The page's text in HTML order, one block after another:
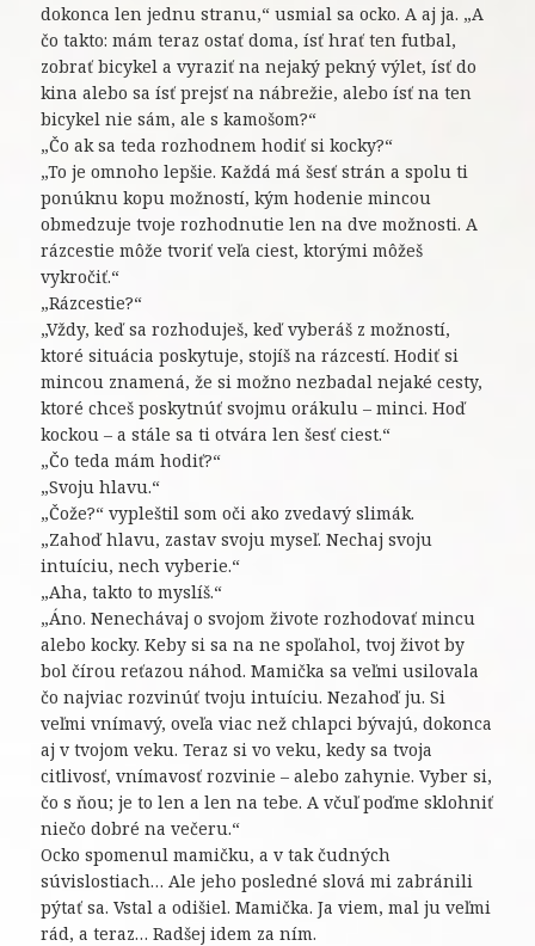
dokonca len jednu stranu,“ usmial sa ocko. A aj ja. „A
čo takto: mám teraz ostať doma, ísť hrať ten futbal,
zobrať bicykel a vyraziť na nejaký pekný výlet, ísť do
kina alebo sa ísť prejsť na nábrežie, alebo ísť na ten
bicykel nie sám, ale s kamošom?“
„Čo ak sa teda rozhodnem hodiť si kocky?“
„To je omnoho lepšie. Každá má šesť strán a spolu ti
ponúknu kopu možností, kým hodenie mincou
obmedzuje tvoje rozhodnutie len na dve možnosti. A
rázcestie môže tvoriť veľa ciest, ktorými môžeš
vykročiť.“
„Rázcestie?“
„Vždy, keď sa rozhoduješ, keď vyberáš z možností,
ktoré situácia poskytuje, stojíš na rázcestí. Hodiť si
mincou znamená, že si možno nezbadal nejaké cesty,
ktoré chceš poskytnúť svojmu orákulu – minci. Hoď
kockou – a stále sa ti otvára len šesť ciest.“
„Čo teda mám hodiť?“
„Svoju hlavu.“
„Čože?“ vypleštil som oči ako zvedavý slimák.
„Zahoď hlavu, zastav svoju myseľ. Nechaj svoju
intuíciu, nech vyberie.“
„Aha, takto to myslíš.“
„Áno. Nenechávaj o svojom živote rozhodovať mincu
alebo kocky. Keby si sa na ne spoľahol, tvoj život by
bol čírou reťazou náhod. Mamička sa veľmi usilovala
čo najviac rozvinúť tvoju intuíciu. Nezahoď ju. Si
veľmi vnímavý, oveľa viac než chlapci bývajú, dokonca
aj v tvojom veku. Teraz si vo veku, kedy sa tvoja
citlivosť, vnímavosť rozvinie – alebo zahynie. Vyber si,
čo s ňou; je to len a len na tebe. A včuľ poďme sklohniť
niečo dobré na večeru.“
Ocko spomenul mamičku, a v tak čudných
súvislostiach… Ale jeho posledné slová mi zabránili
pýtať sa. Vstal a odišiel. Mamička. Ja viem, mal ju veľmi
rád, a teraz… Radšej idem za ním.